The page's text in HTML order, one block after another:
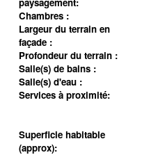
Chambres :
Largeur du terrain en
façade :
Profondeur du terrain :
Salle(s) de bains :
Salle(s) d'eau :
Services à proximité:
Superficie habitable
(approx):